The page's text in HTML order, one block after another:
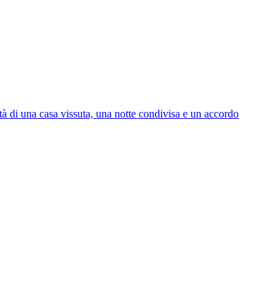
di una casa vissuta, una notte condivisa e un accordo